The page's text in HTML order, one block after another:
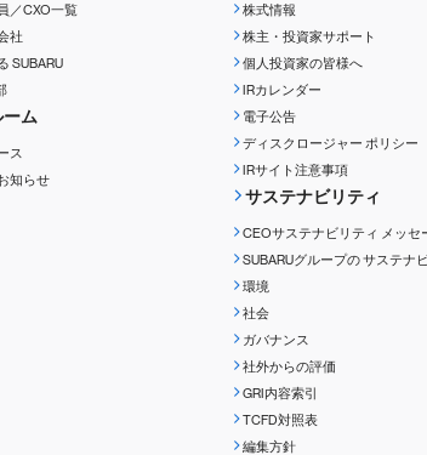
／CXO一覧
社
SUBARU
ム
ス
知らせ
株式情報
株主・投資家サポート
個人投資家の皆様へ
IRカレンダー
電子公告
ディスクロージャーポリシー
IRサイト注意事項
サステナビリティ
CEOサステナビリティ メッセ
SUBARUグループのサステナ
環境
社会
ガバナンス
社外からの評価
GRI内容索引
TCFD対照表
編集方針